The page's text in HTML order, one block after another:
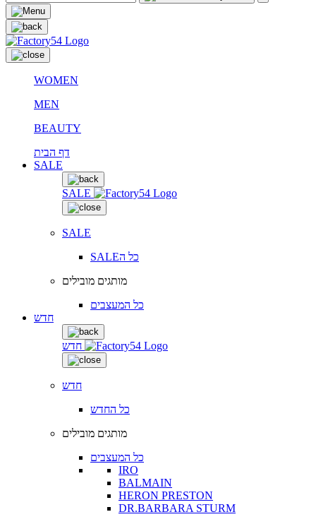
WOMEN
MEN
BEAUTY
דף הבית
SALE
SALE
SALE
SALEכל ה
מותגים מובילים
כל המעצבים
חדש
חדש
חדש
כל החדש
מותגים מובילים
כל המעצבים
IRO
BALMAIN
HERON PRESTON
DR.BARBARA STURM